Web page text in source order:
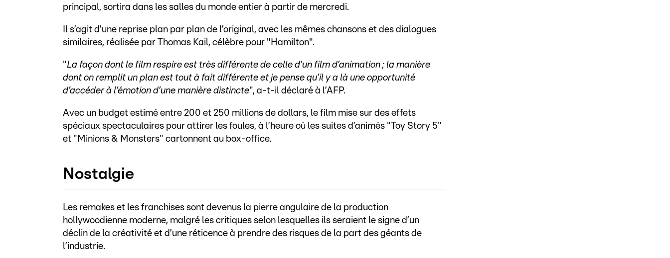
principal, sortira dans les salles du monde entier à partir de mercredi.
Il s’agit d’une reprise plan par plan de l’original, avec les mêmes chansons et des dialogues
similaires, réalisée par Thomas Kail, célèbre pour "Hamilton".
"La façon dont le film respire est très différente de celle d’un film d’animation ; la manière
dont on remplit un plan est tout à fait différente et je pense qu’il y a là une opportunité
d’accéder à l’émotion d’une manière distincte", a-t-il déclaré à l’AFP.
Avec un budget estimé entre 200 et 250 millions de dollars, le film mise sur des effets
spéciaux spectaculaires pour attirer les foules, à l’heure où les suites d’animés "Toy Story 5"
et "Minions & Monsters" cartonnent au box-office.
Nostalgie
Les remakes et les franchises sont devenus la pierre angulaire de la production
hollywoodienne moderne, malgré les critiques selon lesquelles ils seraient le signe d’un
déclin de la créativité et d’une réticence à prendre des risques de la part des géants de
l’industrie.